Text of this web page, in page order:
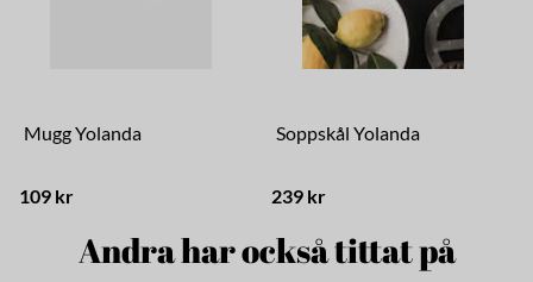
Mugg Yolanda
109 kr
Soppskål Yolanda
239 kr
Andra har också tittat på